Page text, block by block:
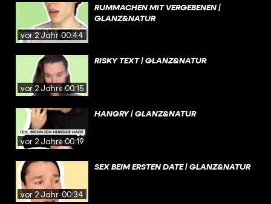
vor 2 Jahren00:44
RUMMACHEN MIT VERGEBENEN |
GLANZ&NATUR
vor 2 Jahren00:15
RISKY TEXT | GLANZ&NATUR
vor 2 Jahren00:19
HANGRY | GLANZ&NATUR
vor 2 Jahren00:34
SEX BEIM ERSTEN DATE | GLANZ&NATUR